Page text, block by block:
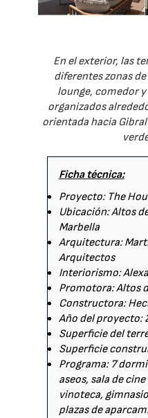
En el exterior, las
diferentes zonas
lounge, comedor y
organizados
orientada hacia
Ficha técnica:
Proyecto: The
Ubicación: Altos
Marbella
Arquitectura:
Arquitectos
Interiorismo:
Promotora: Altos
Constructora:
Año del proyecto:
Superficie del
Superficie
Programa: 7
aseos, sala de
vinoteca,
plazas de